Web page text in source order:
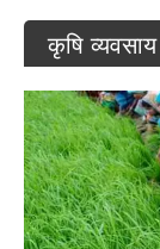
कृषि व्यवसाय